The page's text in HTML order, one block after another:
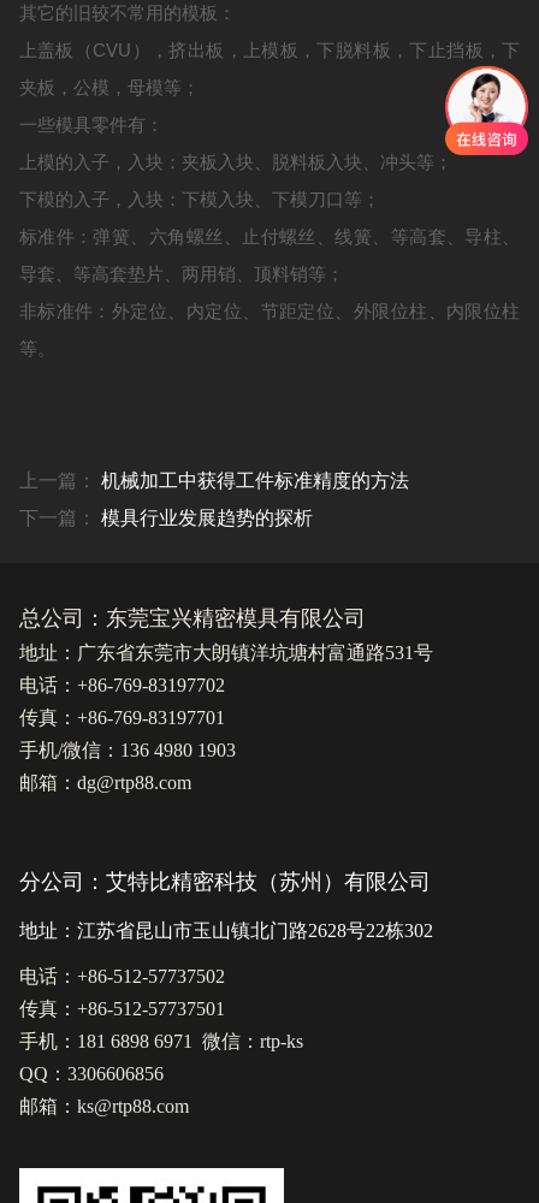
其它的旧较不常用的模板：
上盖板（CVU），挤出板，上模板，下脱料板，下止挡板，下
夹板，公模，母模等；
一些模具零件有：
上模的入子，入块：夹板入块、脱料板入块、冲头等；
下模的入子，入块：下模入块、下模刀口等；
标准件：弹簧、六角螺丝、止付螺丝、线簧、等高套、导柱、
导套、等高套垫片、两用销、顶料销等；
非标准件：外定位、内定位、节距定位、外限位柱、内限位柱
等。
上一篇： 机械加工中获得工件标准精度的方法
下一篇： 模具行业发展趋势的探析
总公司：东莞宝兴精密模具有限公司
地址：广东省东莞市大朗镇洋坑塘村富通路531号
电话：+86-769-83197702
传真：+86-769-83197701
手机/微信：136 4980 1903
邮箱：dg@rtp88.com
分公司：艾特比精密科技（苏州）有限公司
地址：江苏省昆山市玉山镇北门路2628号22栋302
电话：+86-512-57737502
传真：+86-512-57737501
手机：181 6898 6971 微信：rtp-ks
QQ：3306606856
邮箱：ks@rtp88.com